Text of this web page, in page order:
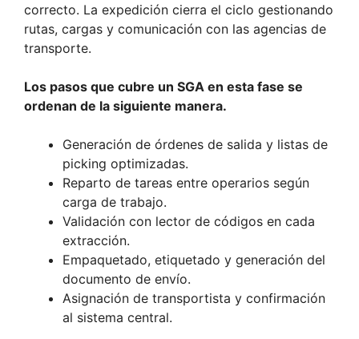
correcto. La expedición cierra el ciclo gestionando
rutas, cargas y comunicación con las agencias de
transporte.
Los pasos que cubre un SGA en esta fase se
ordenan de la siguiente manera.
Generación de órdenes de salida y listas de
picking optimizadas.
Reparto de tareas entre operarios según
carga de trabajo.
Validación con lector de códigos en cada
extracción.
Empaquetado, etiquetado y generación del
documento de envío.
Asignación de transportista y confirmación
al sistema central.